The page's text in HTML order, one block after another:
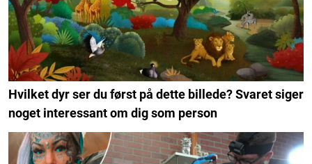
Hvilket dyr ser du først på dette billede? Svaret siger
noget interessant om dig som person